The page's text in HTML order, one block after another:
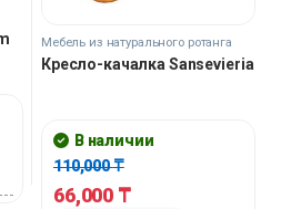
Мебель из натурального ротанга
Кресло-качалка Sansevieria
В наличии
110,000₸
66,000 ₸